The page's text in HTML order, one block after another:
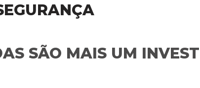
SÃO MAIS UM